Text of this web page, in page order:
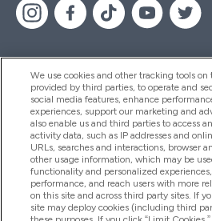
Pomoc I Informacja
Produkty
Informacje O Firmie
We use cookies and other tracking tools
provided by third parties, to operate and
social media features, enhance
experiences, support our marketing and
also enable us and third parties to access
activity data, such as IP addresses and
URLs, searches and interactions, browser
other usage information, which may be
functionality and personalized
performance, and reach users with more
on this site and across third party sites. If
site may deploy cookies (including third